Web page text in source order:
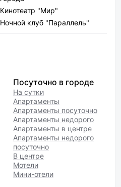
Кинотеатр "Мир"
Ночной клуб "Параллель"
Посуточно в городе
На сутки
Апартаменты
Апартаменты посуточно
Апартаменты недорого
Апартаменты в центре
Апартаменты недорого
посуточно
В центре
Мотели
Мини-отели